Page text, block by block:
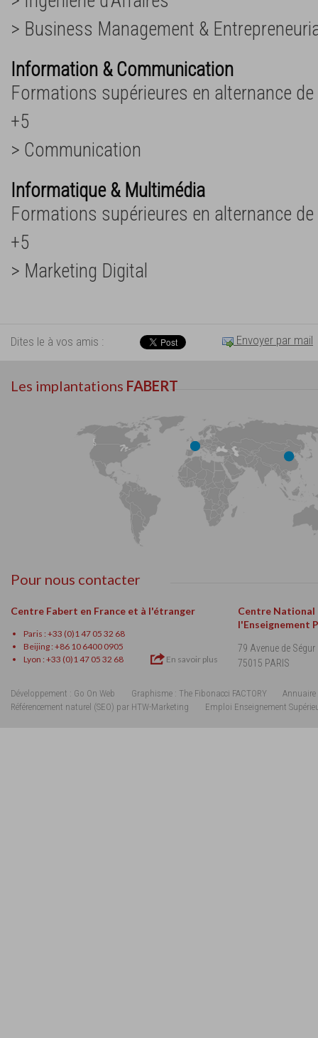
> Business Management &
Information & Communication
Formations supérieures en alternance
+5
> Communication
Informatique & Multimédia
Formations supérieures en alternance
+5
> Marketing Digital
Dites le à vos amis : Envoyer par mail
Les implantations FABERT
Pour nous contacter
Centre Fabert en France et à l'étranger
Paris : +33 (0)1 47 05 32 68
Beijing : +86 10 6400 0905
Lyon : +33 (0)1 47 05 32 68
En savoir plus
Centre National
l'Enseignement
79 Avenue de Ségur
75015 PARIS
Développement : Go On Web Graphisme : The Fibonacci FACTORY
Annuaire
Référencement naturel (SEO) par HTW-Marketing
Emploi Enseignement